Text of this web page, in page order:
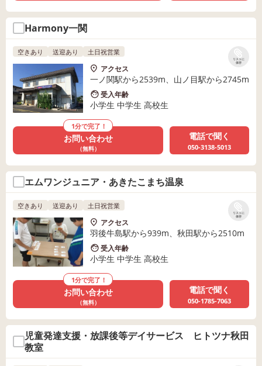
Harmony一関
リストに
保存
空きあり 送迎あり 土日祝営業
アクセス
一ノ関駅から2539m、山ノ目駅から2745m
受入年齢
小学生 中学生 高校生
1分で完了！
お問い合わせ
（無料）
電話で聞く
050-3138-5013
エムワンジュニア・あきたこまち温泉
リストに
保存
空きあり 送迎あり 土日祝営業
アクセス
羽後牛島駅から939m、秋田駅から2510m
受入年齢
小学生 中学生 高校生
1分で完了！
お問い合わせ
（無料）
電話で聞く
050-1785-7063
児童発達支援・放課後等デイサービス ヒトツナ秋田
教室